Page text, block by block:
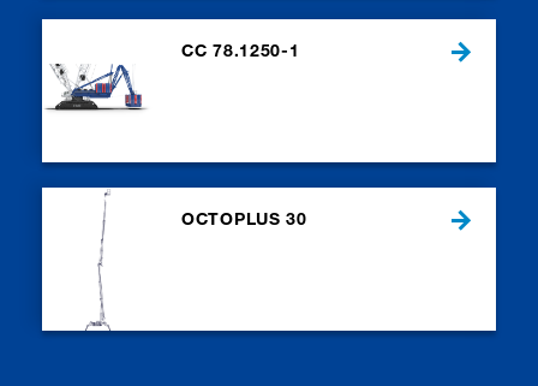
CC 78.1250-1
OCTOPLUS 30